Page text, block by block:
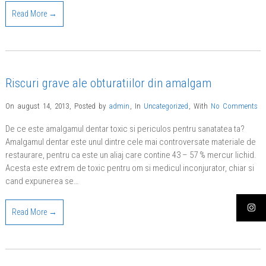
Read More →
Riscuri grave ale obturatiilor din amalgam
On august 14, 2013, Posted by admin , In Uncategorized , With No Comments
De ce este amalgamul dentar toxic si periculos pentru sanatatea ta?
Amalgamul dentar este unul dintre cele mai controversate materiale de
restaurare, pentru ca este un aliaj care contine 43 – 57 % mercur lichid.
Acesta este extrem de toxic pentru om si medicul inconjurator, chiar si
cand expunerea se…
Read More →